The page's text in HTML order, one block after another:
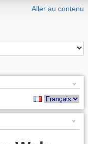
Aller au contenu